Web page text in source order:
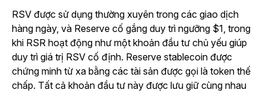
RSV được sử dụng thường xuyên trong các giao dịch
hàng ngày, và Reserve cố gắng duy trì ngưỡng $1, trong
khi RSR hoạt động như một khoản đầu tư chủ yếu giúp
duy trì giá trị RSV cố định. Reserve stablecoin được
chứng minh từ xa bằng các tài sản được gọi là token thế
chấp. Tất cả khoản đầu tư này được lưu giữ cùng nhau